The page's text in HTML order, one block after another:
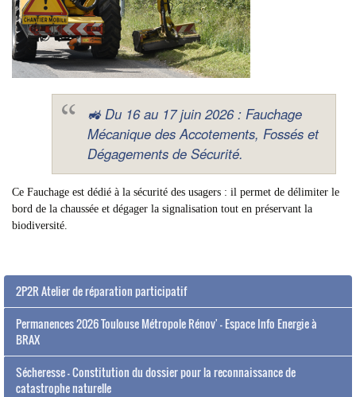
🚜 Du 16 au 17 juin 2026 : Fauchage
Mécanique des Accotements, Fossés et
Dégagements de Sécurité.
Ce Fauchage est dédié à la sécurité des usagers : il permet de délimiter le
bord de la chaussée et dégager la signalisation tout en préservant la
biodiversité.
2P2R Atelier de réparation participatif
Permanences 2026 Toulouse Métropole Rénov' - Espace Info Energie à
BRAX
Sécheresse - Constitution du dossier pour la reconnaissance de
catastrophe naturelle